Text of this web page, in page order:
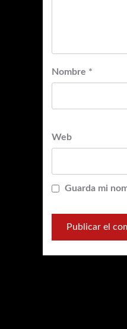
Nombre *
Web
Guarda mi